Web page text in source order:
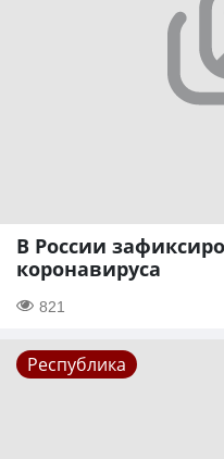
В России
коронавируса
821
Республика